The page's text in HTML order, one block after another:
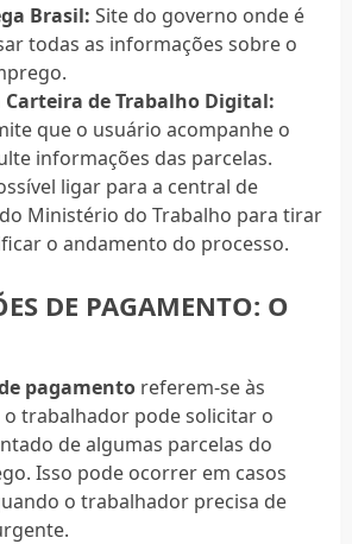
Brasil: Site do governo onde é
todas as informações sobre o
de Trabalho Digital:
que o usuário acompanhe o
informações das parcelas.
ligar para a central de
Ministério do Trabalho para tirar
o andamento do processo.
DE PAGAMENTO: O
pagamentoreferem-se às
trabalhador pode solicitar o
de algumas parcelas do
Isso pode ocorrer em casos
o trabalhador precisa de